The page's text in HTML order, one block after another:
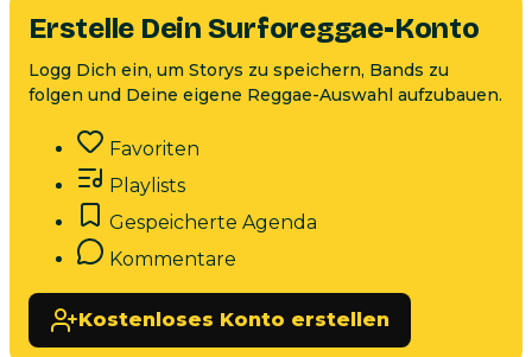
Erstelle Dein Surforeggae-Konto
Logg Dich ein, um Storys zu speichern, Bands zu
folgen und Deine eigene Reggae-Auswahl aufzubauen.
Favoriten
Playlists
Gespeicherte Agenda
Kommentare
Kostenloses Konto erstellen